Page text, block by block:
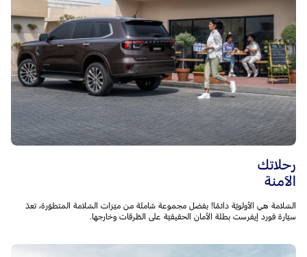
رحلاتك
الآمنة
السّلامة هي الأولويّة دائمًا! بفضل مجموعة شاملة من ميّزات السّلامة المتطوّرة، تعدّ
سيّارة فورد إيفرست بطلة الأمان الحقيقيّة على الطّرقات وخارجها.